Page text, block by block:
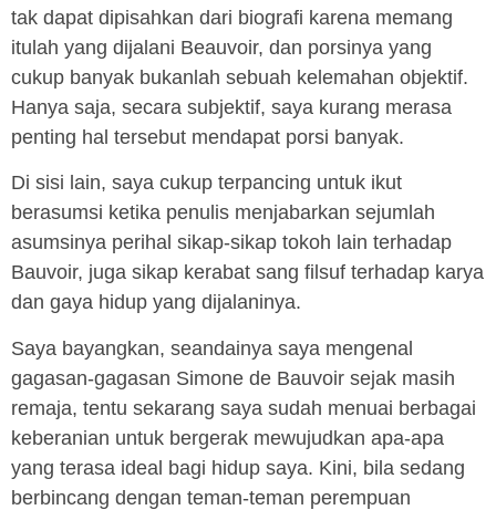
tak dapat dipisahkan dari biografi karena memang
itulah yang dijalani Beauvoir, dan porsinya yang
cukup banyak bukanlah sebuah kelemahan objektif.
Hanya saja, secara subjektif, saya kurang merasa
penting hal tersebut mendapat porsi banyak.
Di sisi lain, saya cukup terpancing untuk ikut
berasumsi ketika penulis menjabarkan sejumlah
asumsinya perihal sikap-sikap tokoh lain terhadap
Bauvoir, juga sikap kerabat sang filsuf terhadap karya
dan gaya hidup yang dijalaninya.
Saya bayangkan, seandainya saya mengenal
gagasan-gagasan Simone de Bauvoir sejak masih
remaja, tentu sekarang saya sudah menuai berbagai
keberanian untuk bergerak mewujudkan apa-apa
yang terasa ideal bagi hidup saya. Kini, bila sedang
berbincang dengan teman-teman perempuan